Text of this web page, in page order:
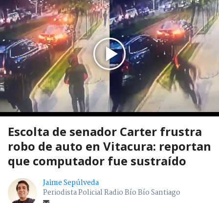
Escolta de senador Carter frustra
robo de auto en Vitacura: reportan
que computador fue sustraído
Jaime Sepúlveda
Periodista Policial Radio Bío Bío Santiago